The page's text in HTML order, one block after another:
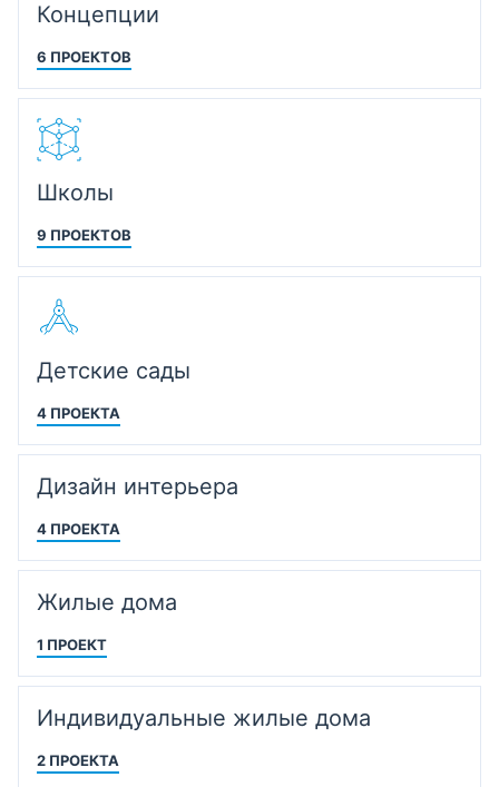
Концепции
6 ПРОЕКТОВ
Школы
9 ПРОЕКТОВ
Детские сады
4 ПРОЕКТА
Дизайн интерьера
4 ПРОЕКТА
Жилые дома
1 ПРОЕКТ
Индивидуальные жилые дома
2 ПРОЕКТА